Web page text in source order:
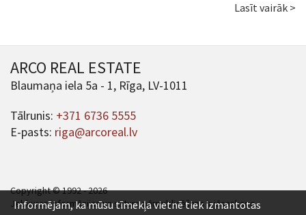
Lasīt vairāk >
ARCO REAL ESTATE
Blaumaņa iela 5a - 1, Rīga, LV-1011
Tālrunis: +371 6736 5555
E-pasts: riga@arcoreal.lv
Copyright © 1992 - 2026
Jebkuras informācijas un satura pārpublicēšana ir jāsaskaņo.
Informējam, ka mūsu tīmekļa vietnē tiek izmantotas